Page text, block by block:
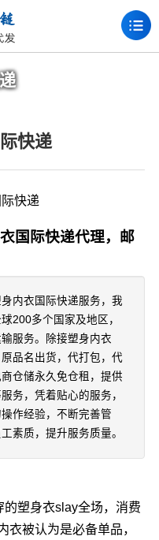
快递
国际快递代理，邮
内衣国际快递服务，我
200多个国家及地区，
服务。除接塑身内衣
品名出货，代打包，代
仓储永久免仓租，提供
务，凭着贴心的服务，
作经验，不断完善管
素质，提升服务质量。
塑身衣slay全场，消费
衣被认为是必备单品，